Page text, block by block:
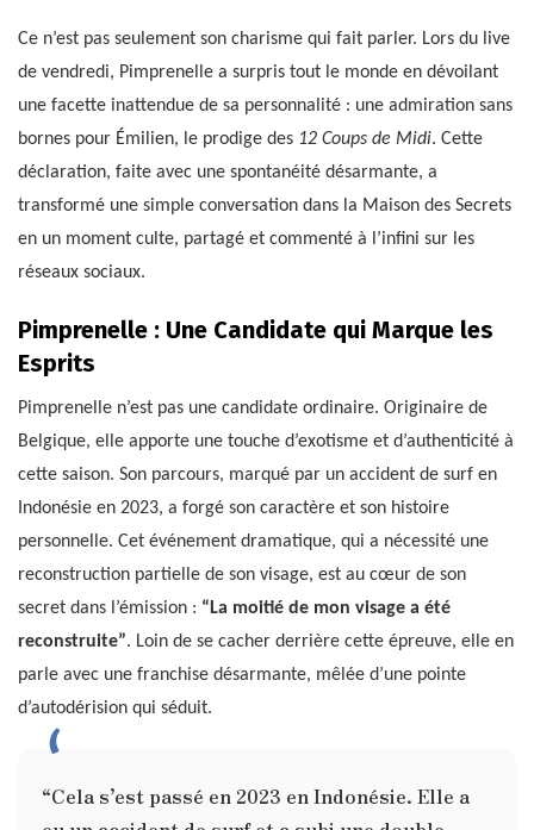
Ce n’est pas seulement son charisme qui fait parler. Lors du live
de vendredi, Pimprenelle a surpris tout le monde en dévoilant
une facette inattendue de sa personnalité : une admiration sans
bornes pour Émilien, le prodige des 12 Coups de Midi. Cette
déclaration, faite avec une spontanéité désarmante, a
transformé une simple conversation dans la Maison des Secrets
en un moment culte, partagé et commenté à l’infini sur les
réseaux sociaux.
Pimprenelle : Une Candidate qui Marque les
Esprits
Pimprenelle n’est pas une candidate ordinaire. Originaire de
Belgique, elle apporte une touche d’exotisme et d’authenticité à
cette saison. Son parcours, marqué par un accident de surf en
Indonésie en 2023, a forgé son caractère et son histoire
personnelle. Cet événement dramatique, qui a nécessité une
reconstruction partielle de son visage, est au cœur de son
secret dans l’émission : “La moitié de mon visage a été
reconstruite”. Loin de se cacher derrière cette épreuve, elle en
parle avec une franchise désarmante, mêlée d’une pointe
d’autodérision qui séduit.
“Cela s’est passé en 2023 en Indonésie. Elle a